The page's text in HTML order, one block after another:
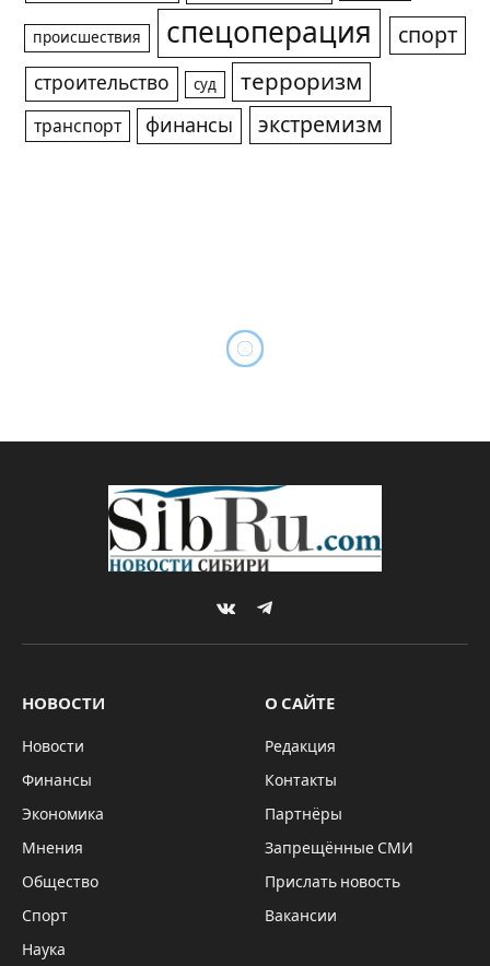
происшествия спецоперация спорт
строительство суд терроризм
транспорт финансы экстремизм
VKontakteTelegram
НОВОСТИ
Новости
Финансы
Экономика
Мнения
Общество
Спорт
Наука
О САЙТЕ
Редакция
Контакты
Партнёры
Запрещённые СМИ
Прислать новость
Вакансии